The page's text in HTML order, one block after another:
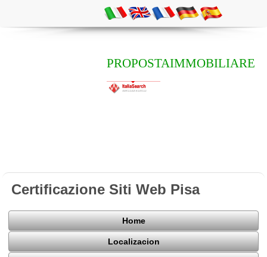
PROPOSTAIMMOBILIARE
Certificazione Siti Web Pisa
Home
Localizacion